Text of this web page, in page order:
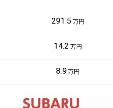
291.5 万円
14.2 万円
8.9万円